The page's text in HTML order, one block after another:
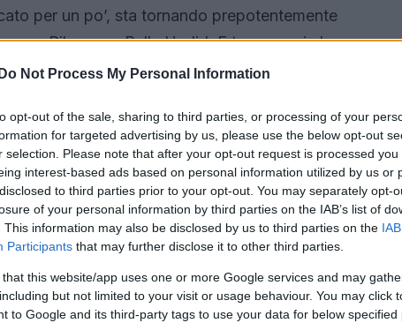
Do Not Process My Personal Information
opt-out of the sale, sharing to third parties, or processing of your
for targeted advertising by us, please use the below opt-out
selection. Please note that after your opt-out request is processed you
interest-based ads based on personal information utilized by us or
to third parties prior to your opt-out. You may separately opt-
of your personal information by third parties on the IAB’s list of
This information may also be disclosed by us to third parties on the
Participants that may further disclose it to other third parties.
that this website/app uses one or more Google services and may
but not limited to your visit or usage behaviour. You may click
to Google and its third-party tags to use your data for below specified
per un po’, sta tornando prepotentemente
Rihanna e Bella Hadid. E tu pensavi che
Preparati a rimanere sorpreso!